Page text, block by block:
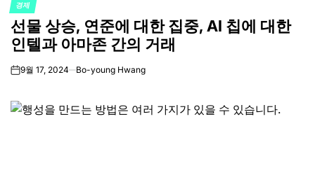
POSTED
IN
경제
선물 상승, 연준에 대한 집중, AI 칩에 대한
인텔과 아마존 간의 거래
on9월 17, 2024 Bo-young Hwang